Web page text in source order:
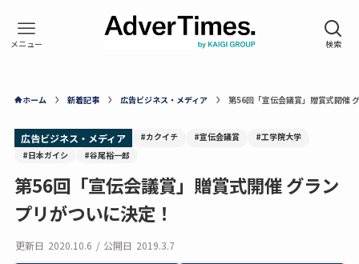
ホーム 新着記事 広告ビジネス・メディア 第56回「宣伝会議賞」贈賞式開催
広告ビジネス・メディア #カクイチ #宣伝会議賞
#工学院大学
#日本ガイシ
#谷尾裕一郎
第56回「宣伝会議賞」贈賞式開催 グラン
プリがついに決定！
更新日 2020.10.6 / 公開日 2019.3.7